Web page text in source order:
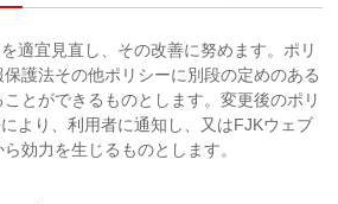
適宜見直し、その改善に努めます。ポリ
護法その他ポリシーに別段の定めのある
とができるものとします。変更後のポリ
より、利用者に通知し、又はFJKウェブ
効力を生じるものとします。